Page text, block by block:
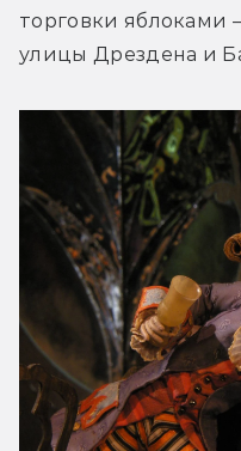
торговки яблоками
улицы Дрездена и